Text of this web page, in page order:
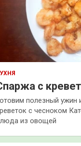
с
полезный ужин
с чесноком
из овощей